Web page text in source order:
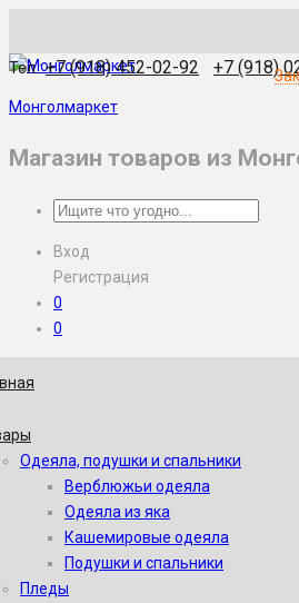
Тел.:+7 (918) 452-02-92 +7 (918)
Монголмаркет
Магазин товаров из
Вход
Регистрация
0
0
Одеяла, подушки и спальники
Верблюжьи одеяла
Одеяла из яка
Кашемировые одеяла
Подушки и спальники
Пледы